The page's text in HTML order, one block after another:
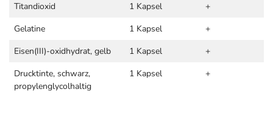
Titandioxid
1 Kapsel
+
Gelatine
1 Kapsel
+
Eisen(III)-oxidhydrat, gelb
1 Kapsel
+
Drucktinte, schwarz,
propylenglycolhaltig
1 Kapsel +